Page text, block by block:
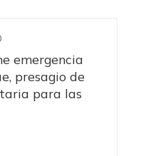
emergencia
presagio de
para las